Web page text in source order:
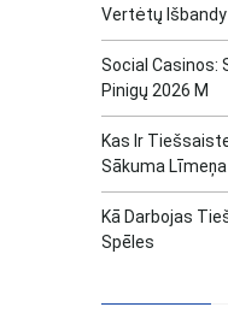
Vertėtų
Social Casinos:
Pinigų 2026 M
Kas Ir
Sākuma
Kā Darbojas
Spēles